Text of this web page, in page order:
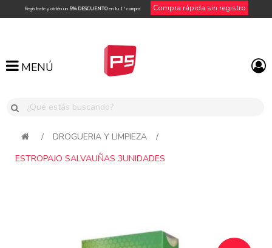
Regístrate y obtén un 5% DESCUENTOen tu 1ª compra Compra rápida sin registro
MENÚ
MENÚ
/ DROGUERIA Y LIMPIEZA
/
ESTROPAJO SALVAUÑAS 3UNIDADES